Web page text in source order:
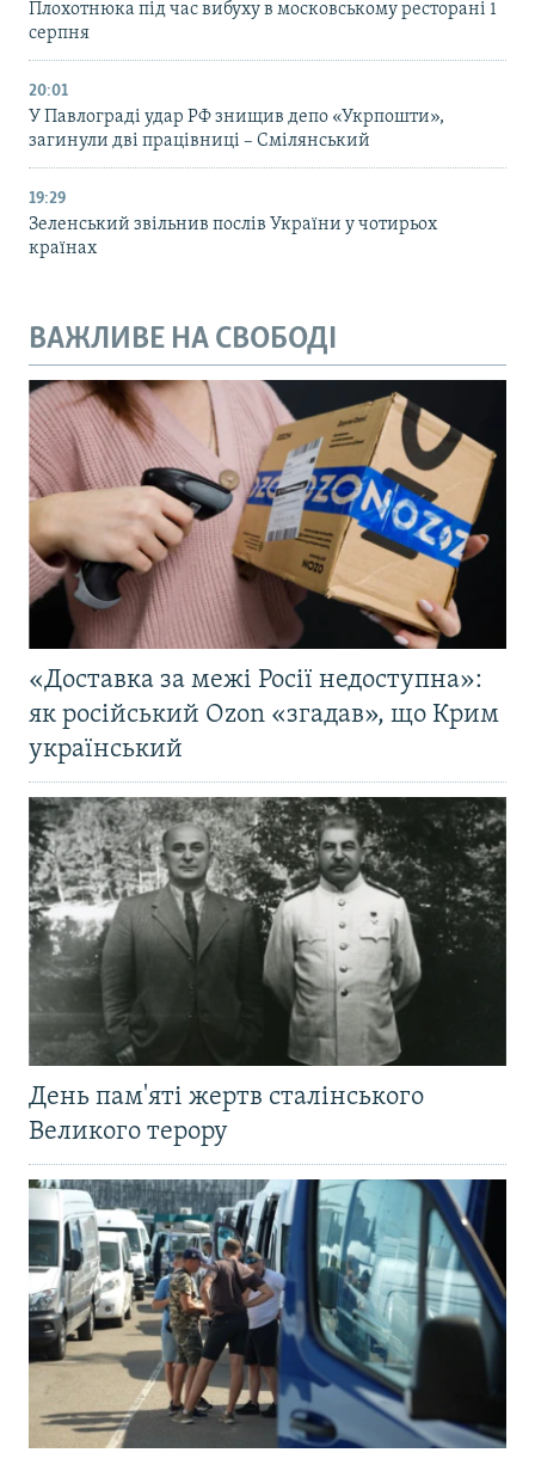
Плохотнюка під час вибуху в московському ресторані 1
серпня
20:01
У Павлограді удар РФ знищив депо «Укрпошти»,
загинули дві працівниці – Смілянський
19:29
Зеленський звільнив послів України у чотирьох
країнах
ВАЖЛИВЕ НА СВОБОДІ
«Доставка за межі Росії недоступна»:
як російський Ozon «згадав», що Крим
український
День пам'яті жертв сталінського
Великого терору